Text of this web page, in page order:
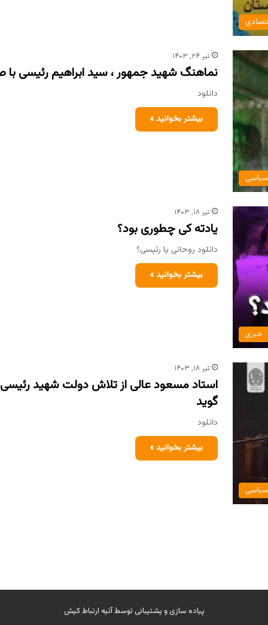
سیاسی
تیر ۲۴, ۱۴۰۳
نماهنگ شهید جمهور ، سید ابراهیم رئیسی با
دانلود
بیشتر بخوانید »
خبری
تیر ۱۸, ۱۴۰۳
یادته کی چطوری بود؟
دانلود روحانی یا رئیسی؟
بیشتر بخوانید »
سیاسی
تیر ۱۸, ۱۴۰۳
استاد مسعود عالی از تلاش دولت شهید
گوید
دانلود
بیشتر بخوانید »
پیاده سازی و پشتیبانی توسطآتیه ارتباط کیش